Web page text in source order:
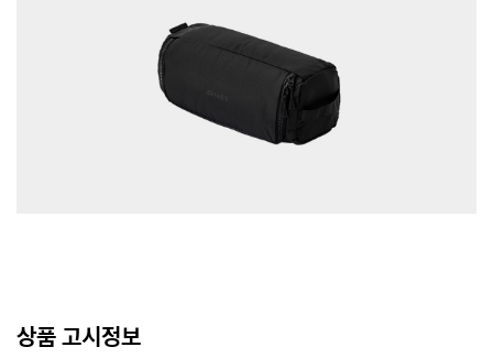
상품 고시정보